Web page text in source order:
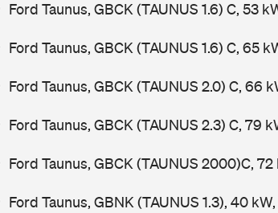
Ford Taunus, GBCK (TAUNUS 1.6) C, 53
Ford Taunus, GBCK (TAUNUS 1.6) C, 65
Ford Taunus, GBCK (TAUNUS 2.0) C, 66
Ford Taunus, GBCK (TAUNUS 2.3) C, 79
Ford Taunus, GBCK (TAUNUS 2000)C,
Ford Taunus, GBNK (TAUNUS 1.3), 40